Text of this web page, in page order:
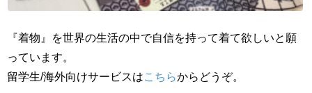
『着物』を世界の生活の中で自信を持って着て欲しいと願
っています。
留学生/海外向けサービスはこちらからどうぞ。